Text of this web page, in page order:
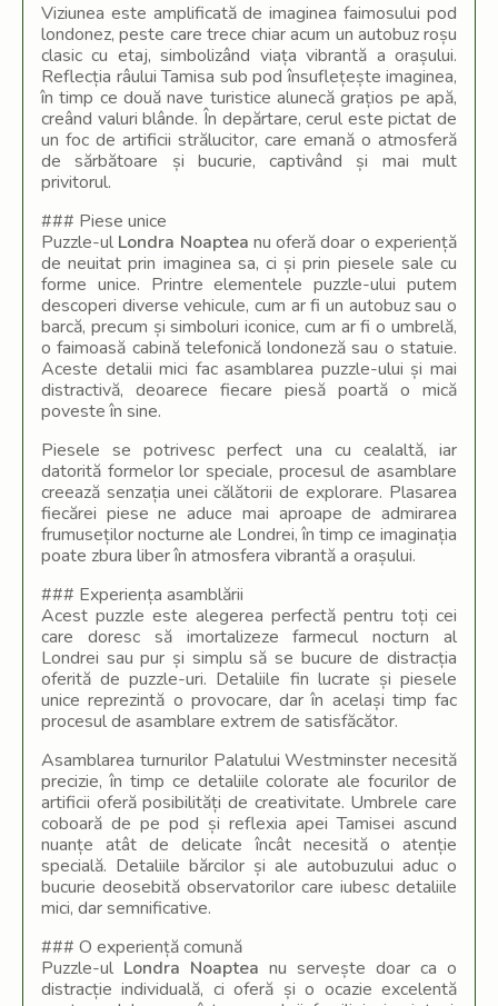
Viziunea este amplificată de imaginea faimosului pod
londonez, peste care trece chiar acum un autobuz roșu
clasic cu etaj, simbolizând viața vibrantă a orașului.
Reflecția râului Tamisa sub pod însuflețește imaginea,
în timp ce două nave turistice alunecă grațios pe apă,
creând valuri blânde. În depărtare, cerul este pictat de
un foc de artificii strălucitor, care emană o atmosferă
de sărbătoare și bucurie, captivând și mai mult
privitorul.
### Piese unice
Puzzle-ul Londra Noaptea nu oferă doar o experiență
de neuitat prin imaginea sa, ci și prin piesele sale cu
forme unice. Printre elementele puzzle-ului putem
descoperi diverse vehicule, cum ar fi un autobuz sau o
barcă, precum și simboluri iconice, cum ar fi o umbrelă,
o faimoasă cabină telefonică londoneză sau o statuie.
Aceste detalii mici fac asamblarea puzzle-ului și mai
distractivă, deoarece fiecare piesă poartă o mică
poveste în sine.
Piesele se potrivesc perfect una cu cealaltă, iar
datorită formelor lor speciale, procesul de asamblare
creează senzația unei călătorii de explorare. Plasarea
fiecărei piese ne aduce mai aproape de admirarea
frumuseților nocturne ale Londrei, în timp ce imaginația
poate zbura liber în atmosfera vibrantă a orașului.
### Experiența asamblării
Acest puzzle este alegerea perfectă pentru toți cei
care doresc să imortalizeze farmecul nocturn al
Londrei sau pur și simplu să se bucure de distracția
oferită de puzzle-uri. Detaliile fin lucrate și piesele
unice reprezintă o provocare, dar în același timp fac
procesul de asamblare extrem de satisfăcător.
Asamblarea turnurilor Palatului Westminster necesită
precizie, în timp ce detaliile colorate ale focurilor de
artificii oferă posibilități de creativitate. Umbrele care
coboară de pe pod și reflexia apei Tamisei ascund
nuanțe atât de delicate încât necesită o atenție
specială. Detaliile bărcilor și ale autobuzului aduc o
bucurie deosebită observatorilor care iubesc detaliile
mici, dar semnificative.
### O experiență comună
Puzzle-ul Londra Noaptea nu servește doar ca o
distracție individuală, ci oferă și o ocazie excelentă